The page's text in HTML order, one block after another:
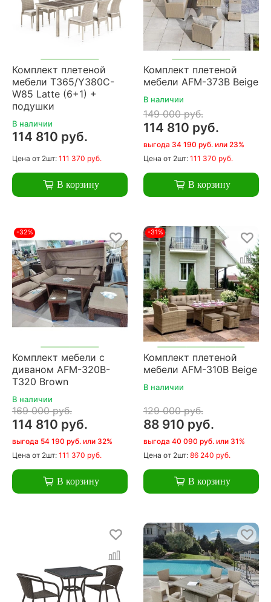
Комплект плетеной
мебели T365/Y380C-
W85 Latte (6+1) +
подушки
В наличии
114 810 руб.
Цена от 2шт: 111 370 руб.
В корзину
Комплект плетеной
мебели AFM-373B Beige
В наличии
149 000 руб.
114 810 руб.
выгода 34 190 руб. или 23%
Цена от 2шт: 111 370 руб.
В корзину
-32%
Комплект мебели с
диваном AFM-320B-
T320 Brown
В наличии
169 000 руб.
114 810 руб.
выгода 54 190 руб. или 32%
Цена от 2шт: 111 370 руб.
В корзину
-31%
Комплект плетеной
мебели AFM-310B Beige
В наличии
129 000 руб.
88 910 руб.
выгода 40 090 руб. или 31%
Цена от 2шт: 86 240 руб.
В корзину